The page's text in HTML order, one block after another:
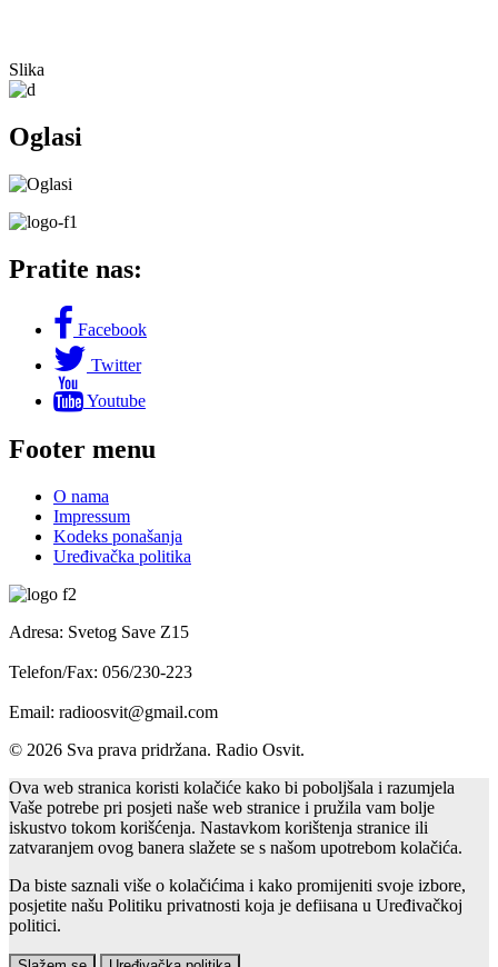
Slika
Oglasi
Pratite nas:
Facebook
Twitter
Youtube
Footer menu
O nama
Impressum
Kodeks ponašanja
Uređivačka politika
Adresa: Svetog Save Z15
Telefon/Fax: 056/230-223
Email: radioosvit@gmail.com
© 2026 Sva prava pridržana. Radio Osvit.
Ova web stranica koristi kolačiće kako bi poboljšala i razumjela
Vaše potrebe pri posjeti naše web stranice i pružila vam bolje
iskustvo tokom korišćenja. Nastavkom korištenja stranice ili
zatvaranjem ovog banera slažete se s našom upotrebom kolačića.
Da biste saznali više o kolačićima i kako promijeniti svoje izbore,
posjetite našu Politiku privatnosti koja je defiisana u Uređivačkoj
politici.